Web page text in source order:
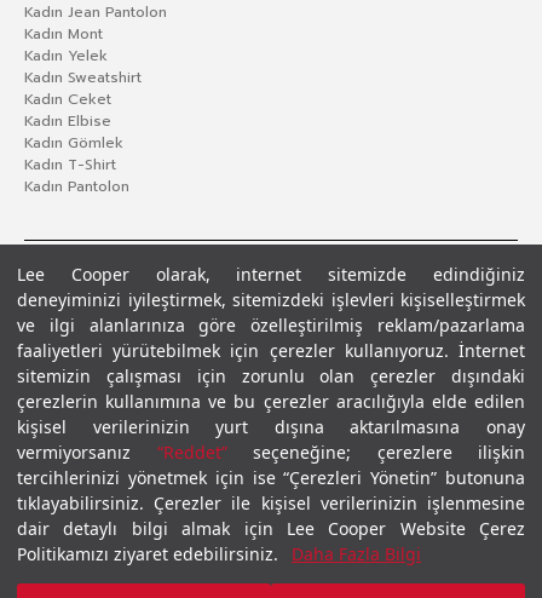
Lee Cooper olarak, internet sitemizde edindiğiniz
deneyiminizi iyileştirmek, sitemizdeki işlevleri kişiselleştirmek
ve ilgi alanlarınıza göre özelleştirilmiş reklam/pazarlama
faaliyetleri yürütebilmek için çerezler kullanıyoruz. İnternet
sitemizin çalışması için zorunlu olan çerezler dışındaki
çerezlerin kullanımına ve bu çerezler aracılığıyla elde edilen
kişisel verilerinizin yurt dışına aktarılmasına onay
vermiyorsanız “Reddet”seçeneğine; çerezlere ilişkin
tercihlerinizi yönetmek için ise “Çerezleri Yönetin” butonuna
tıklayabilirsiniz. Çerezler ile kişisel verilerinizin işlenmesine
dair detaylı bilgi almak için Lee Cooper Website Çerez
Politikamızı ziyaret edebilirsiniz.
Daha Fazla Bilgi
Kadın Jean Pantolon
Kadın Mont
Kadın Yelek
Kadın Sweatshirt
Kadın Ceket
Kadın Elbise
Kadın Gömlek
Kadın T-Shirt
Kadın Pantolon
Gizlilik PolitikasıÇerez Politikası KVKK Aydınlatma MetniŞartlar ve Koşullar
© 2026 Leecooper - Tüm Hakları Saklıdır.